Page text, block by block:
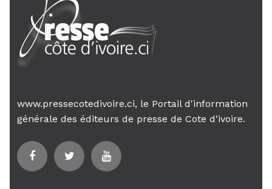
www.pressecotedivoire.ci, le Portail d'information
générale des éditeurs de presse de Cote d'ivoire.